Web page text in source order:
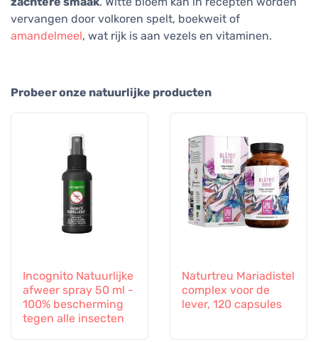
vervangen door volkoren spelt, boekweit of
amandelmeel, wat rijk is aan vezels en vitaminen.
Probeer onze natuurlijke producten
Incognito Natuurlijke
afweer spray 50 ml -
100% bescherming
tegen alle insecten
Naturtreu Mariadistel
complex voor de
lever, 120 capsules